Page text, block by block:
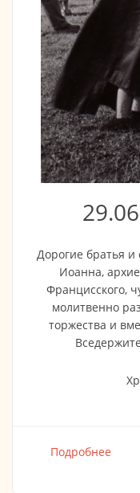
Дорогие братья и
Иоанна,
Францисского,
молитвенно
торжества и
Подробнее